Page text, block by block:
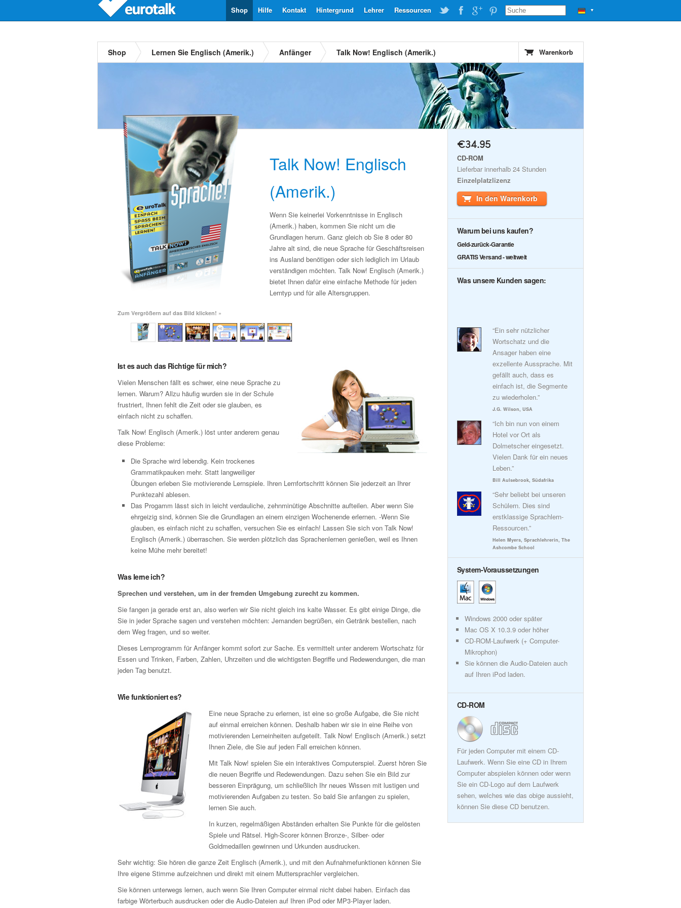
▼
Ressourcen
Lehrer
Hintergrund
Kontakt
Hilfe
Shop
Shop Lernen Sie Englisch (Amerik.) Anfänger Talk Now! Englisch (Amerik.) Warenkorb
Talk Now! Englisch
(Amerik.)
Wenn Sie keinerlei Vorkenntnisse in Englisch
(Amerik.) haben, kommen Sie nicht um die
Grundlagen herum. Ganz gleich ob Sie 8 oder 80
Jahre alt sind, die neue Sprache für Geschäftsreisen
ins Ausland benötigen oder sich lediglich im Urlaub
verständigen möchten. Talk Now! Englisch (Amerik.)
bietet Ihnen dafür eine einfache Methode für jeden
Lerntyp und für alle Altersgruppen.
Zum Vergrößern auf das Bild klicken! »
Ist es auch das Richtige für mich?
Vielen Menschen fällt es schwer, eine neue Sprache zu
lernen. Warum? Allzu häufig wurden sie in der Schule
frustriert, Ihnen fehlt die Zeit oder sie glauben, es
einfach nicht zu schaffen.
Talk Now! Englisch (Amerik.) löst unter anderem genau
diese Probleme:
Die Sprache wird lebendig. Kein trockenes
Grammatikpauken mehr. Statt langweiliger
Übungen erleben Sie motivierende Lernspiele. Ihren Lernfortschritt können Sie jederzeit an Ihrer
Punktezahl ablesen.
Das Progamm lässt sich in leicht verdauliche, zehnminütige Abschnitte aufteilen. Aber wenn Sie
ehrgeizig sind, können Sie die Grundlagen an einem einzigen Wochenende erlernen. -Wenn Sie
glauben, es einfach nicht zu schaffen, versuchen Sie es einfach! Lassen Sie sich von Talk Now!
Englisch (Amerik.) überraschen. Sie werden plötzlich das Sprachenlernen genießen, weil es Ihnen
keine Mühe mehr bereitet!
Was lerne ich?
Sprechen und verstehen, um in der fremden Umgebung zurecht zu kommen.
Sie fangen ja gerade erst an, also werfen wir Sie nicht gleich ins kalte Wasser. Es gibt einige Dinge, die
Sie in jeder Sprache sagen und verstehen möchten: Jemanden begrüßen, ein Getränk bestellen, nach
dem Weg fragen, und so weiter.
Dieses Lernprogramm für Anfänger kommt sofort zur Sache. Es vermittelt unter anderem Wortschatz für
Essen und Trinken, Farben, Zahlen, Uhrzeiten und die wichtigsten Begriffe und Redewendungen, die man
jeden Tag benutzt.
Wie funktioniert es?
Eine neue Sprache zu erlernen, ist eine so große Aufgabe, die Sie nicht
auf einmal erreichen können. Deshalb haben wir sie in eine Reihe von
motivierenden Lerneinheiten aufgeteilt. Talk Now! Englisch (Amerik.) setzt
Ihnen Ziele, die Sie auf jeden Fall erreichen können.
Mit Talk Now! spielen Sie ein interaktives Computerspiel. Zuerst hören Sie
die neuen Begriffe und Redewendungen. Dazu sehen Sie ein Bild zur
besseren Einprägung, um schließlich Ihr neues Wissen mit lustigen und
motivierenden Aufgaben zu testen. So bald Sie anfangen zu spielen,
lernen Sie auch.
In kurzen, regelmäßigen Abständen erhalten Sie Punkte für die gelösten
Spiele und Rätsel. High-Scorer können Bronze-, Silber- oder
Goldmedaillen gewinnen und Urkunden ausdrucken.
Sehr wichtig: Sie hören die ganze Zeit Englisch (Amerik.), und mit den Aufnahmefunktionen können Sie
Ihre eigene Stimme aufzeichnen und direkt mit einem Muttersprachler vergleichen.
Sie können unterwegs lernen, auch wenn Sie Ihren Computer einmal nicht dabei haben. Einfach das
farbige Wörterbuch ausdrucken oder die Audio-Dateien auf Ihren iPod oder MP3-Player laden.
€34.95
CD-ROM
Lieferbar innerhalb 24 Stunden
Einzelplatzlizenz
In den Warenkorb
Warum bei uns kaufen?
Geld-zurück-Garantie
GRATIS Versand - weltweit
Was unsere Kunden sagen:
“Ein sehr nützlicher
Wortschatz und die
Ansager haben eine
exzellente Aussprache. Mit
gefällt auch, dass es
einfach ist, die Segmente
zu wiederholen.”
J.G. Wilson, USA
“Ich bin nun von einem
Hotel vor Ort als
Dolmetscher eingesetzt.
Vielen Dank für ein neues
Leben.”
Bill Aulsebrook, Südafrika
“Sehr beliebt bei unseren
Schülern. Dies sind
erstklassige Sprachlern-
Ressourcen.”
Helen Myers, Sprachlehrerin, The
Ashcombe School
System-Voraussetzungen
Windows 2000 oder später
Mac OS X 10.3.9 oder höher
CD-ROM-Laufwerk (+ Computer-
Mikrophon)
Sie können die Audio-Dateien auch
auf Ihren iPod laden.
CD-ROM
Für jeden Computer mit einem CD-
Laufwerk. Wenn Sie eine CD in Ihrem
Computer abspielen können oder wenn
Sie ein CD-Logo auf dem Laufwerk
sehen, welches wie das obige aussieht,
können Sie diese CD benutzen.